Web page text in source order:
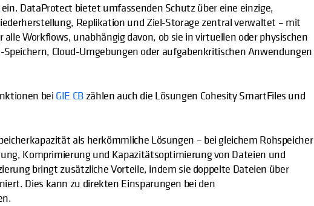
ein. DataProtect bietet umfassenden Schutz über eine einzige,
Replikation und Ziel-Storage zentral verwaltet – mit
Workflows, unabhängig davon, ob sie in virtuellen oder physischen
Cloud-Umgebungen oder aufgabenkritischen Anwendungen
bei GIE CB zählen auch die Lösungen Cohesity SmartFiles und
als herkömmliche Lösungen – bei gleichem Rohspeicher
Komprimierung und Kapazitätsoptimierung von Dateien und
bringt zusätzliche Vorteile, indem sie doppelte Dateien über
Dies kann zu direkten Einsparungen bei den